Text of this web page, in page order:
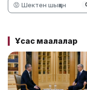
😡 Шектен шыққан
Ұқсас мақалалар